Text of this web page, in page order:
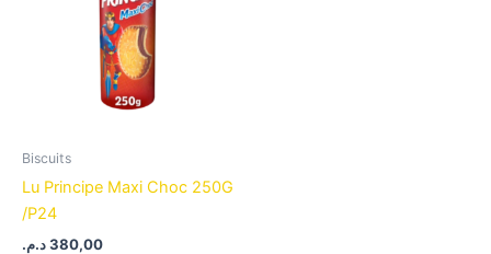
Biscuits
Lu Principe Maxi Choc 250G
/P24
380,00د.م.